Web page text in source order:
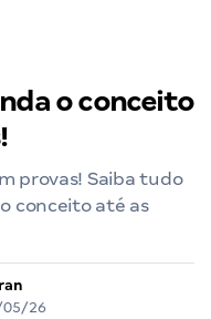
o conceito
provas! Saiba tudo
conceito até as
26